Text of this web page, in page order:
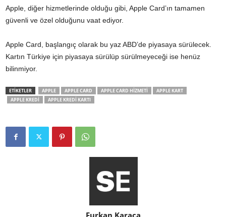
Apple, diğer hizmetlerinde olduğu gibi, Apple Card’ın tamamen
güvenli ve özel olduğunu vaat ediyor.
Apple Card, başlangıç olarak bu yaz ABD’de piyasaya sürülecek.
Kartın Türkiye için piyasaya sürülüp sürülmeyeceği ise henüz
bilinmiyor.
ETİKETLER APPLE APPLE CARD APPLE CARD HIZMETI
APPLE KART
APPLE KREDI
APPLE KREDI KARTI